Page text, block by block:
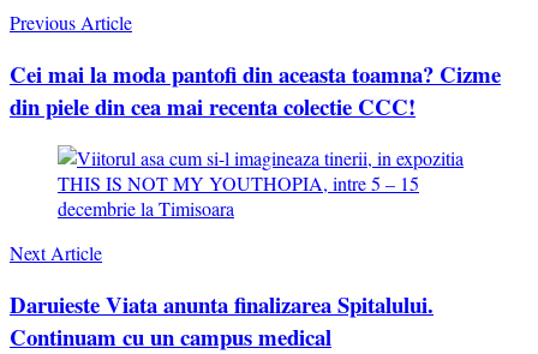
Previous Article
Cei mai la moda pantofi din aceasta toamna? Cizme
din piele din cea mai recenta colectie CCC!
Next Article
Daruieste Viata anunta finalizarea Spitalului.
Continuam cu un campus medical